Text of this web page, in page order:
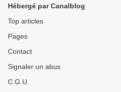
Hébergé par Canalblog
Top articles
Pages
Contact
Signaler un abus
C.G.U.